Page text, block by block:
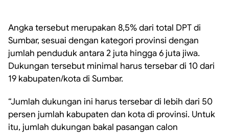
Angka tersebut merupakan 8,5% dari total DPT di
Sumbar, sesuai dengan kategori provinsi dengan
jumlah penduduk antara 2 juta hingga 6 juta jiwa.
Dukungan tersebut minimal harus tersebar di 10 dari
19 kabupaten/kota di Sumbar.
“Jumlah dukungan ini harus tersebar di lebih dari 50
persen jumlah kabupaten dan kota di provinsi. Untuk
itu, jumlah dukungan bakal pasangan calon